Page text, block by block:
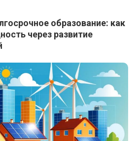
образование: как
через развитие